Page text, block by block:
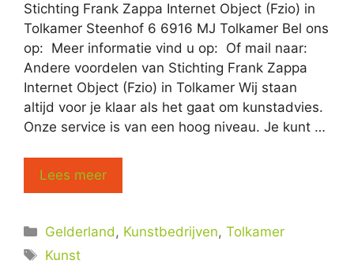
Stichting Frank Zappa Internet Object (Fzio) in
Tolkamer Steenhof 6 6916 MJ Tolkamer Bel ons
op: Meer informatie vind u op: Of mail naar:
Andere voordelen van Stichting Frank Zappa
Internet Object (Fzio) in Tolkamer Wij staan
altijd voor je klaar als het gaat om kunstadvies.
Onze service is van een hoog niveau. Je kunt …
Lees meer
Categorieën
Gelderland , Kunstbedrijven,Tolkamer
Tags
Kunst